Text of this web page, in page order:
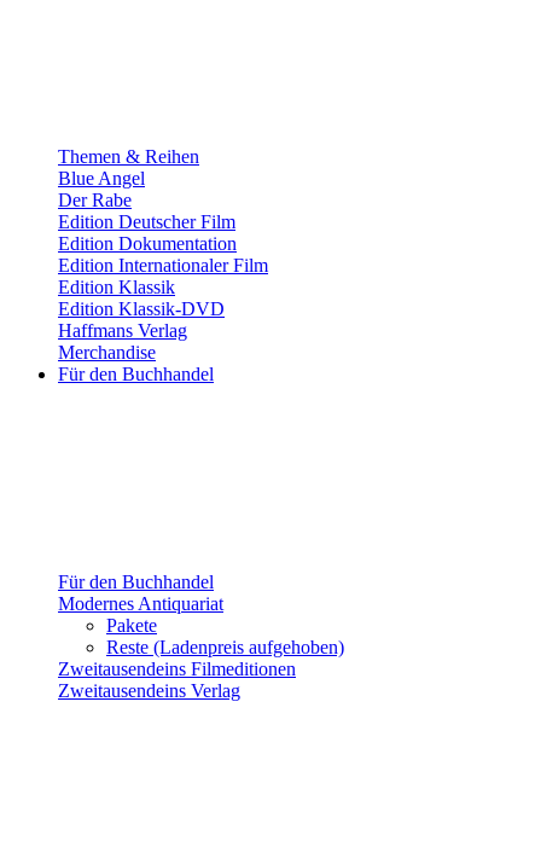
Themen & Reihen
Blue Angel
Der Rabe
Edition Deutscher Film
Edition Dokumentation
Edition Internationaler Film
Edition Klassik
Edition Klassik-DVD
Haffmans Verlag
Merchandise
Für den Buchhandel
Für den Buchhandel
Modernes Antiquariat
Pakete
Reste (Ladenpreis aufgehoben)
Zweitausendeins Filmeditionen
Zweitausendeins Verlag